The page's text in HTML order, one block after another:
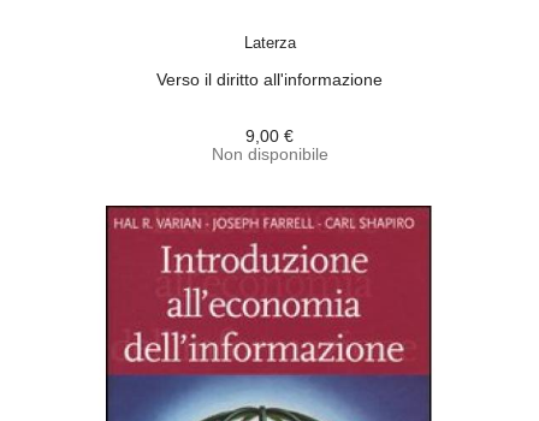
Laterza
Verso il diritto all'informazione
9,00 €
Non disponibile